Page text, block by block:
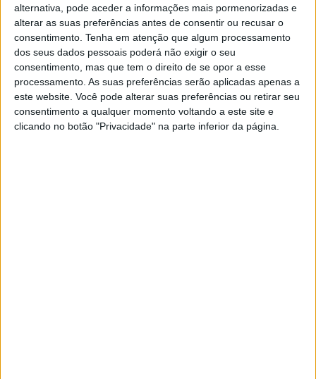
alternativa, pode aceder a informações mais pormenorizadas e
alterar as suas preferências antes de consentir ou recusar o
consentimento. Tenha em atenção que algum processamento
dos seus dados pessoais poderá não exigir o seu
consentimento, mas que tem o direito de se opor a esse
processamento. As suas preferências serão aplicadas apenas a
este website. Você pode alterar suas preferências ou retirar seu
consentimento a qualquer momento voltando a este site e
clicando no botão "Privacidade" na parte inferior da página.
visibilidade a diminuir, Mir caiu repentinamente para 13º
na volta 12, quando as bandeiras vermelhas foram
agitadas.
“Infelizmente tive alguns problemas de visibilidade com o
meu capacete, é algo que nunca tive no passado e hoje
foi o dia. É uma pena, não conseguia ver e perdi os pontos
de referência na pista. Quando estava a lutar com o Miller